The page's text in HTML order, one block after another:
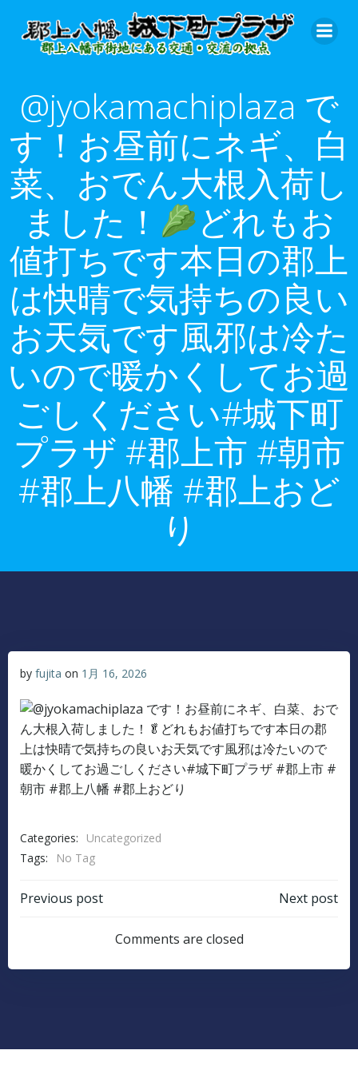
ン
テ
へ
ス
キ
ッ
プ
@jyokamachiplaza で
す！お昼前にネギ、白
菜、おでん大根入荷し
ました！
どれもお
値打ちです本日の郡上
は快晴で気持ちの良い
お天気です風邪は冷た
いので暖かくしてお過
ごしください#城下町
プラザ #郡上市 #朝市
#郡上八幡 #郡上おど
り
by fujita on 1月 16, 2026
Categories:
Uncategorized
Tags:
No Tag
Post
navigation
Previous post
navigation
Next post
Comments are closed